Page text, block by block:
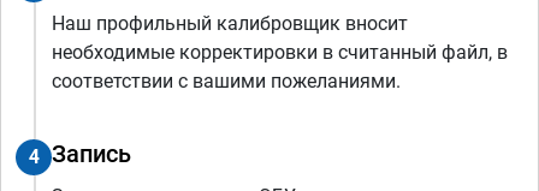
Наш профильный калибровщик вносит
необходимые корректировки в считанный файл, в
соответствии с вашими пожеланиями.
4 Запись